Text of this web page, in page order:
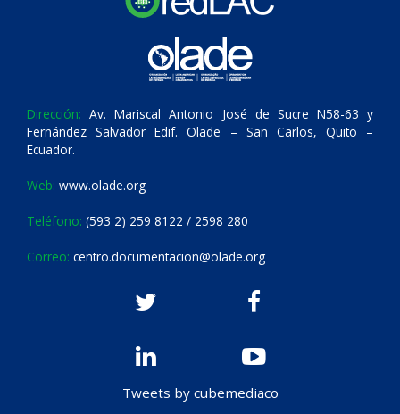
Dirección: Av. Mariscal Antonio José de Sucre N58-63 y
Fernández Salvador Edif. Olade – San Carlos, Quito –
Ecuador.
Web: www.olade.org
Teléfono: (593 2) 259 8122 / 2598 280
Correo: centro.documentacion@olade.org
Tweets by cubemediaco